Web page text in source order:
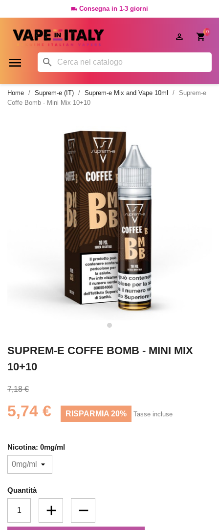
 Consegna in 1-3 giorni
0

 
Home Suprem-e (IT) Suprem-e Mix and Vape 10ml
Suprem-e
Coffe Bomb - Mini Mix 10+10
SUPREM-E COFFE BOMB - MINI MIX
10+10
7,18 €
5,74 € RISPARMIA 20% Tasse incluse
Nicotina: 0mg/ml
Quantità